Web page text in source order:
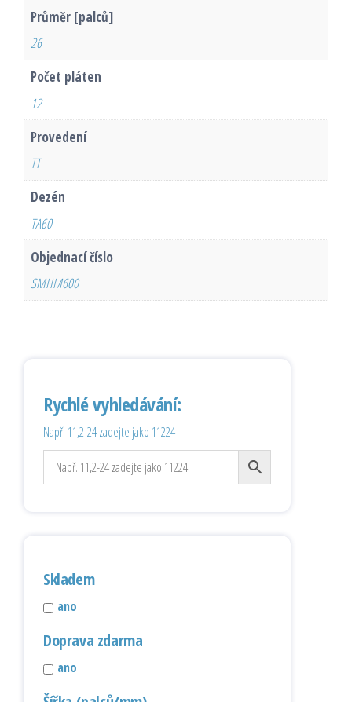
Průměr [palců]
26
Počet pláten
12
Provedení
TT
Dezén
TA60
Objednací číslo
SMHM600
Rychlé vyhledávání:
Např. 11,2-24 zadejte jako 11224
Skladem
ano
Doprava zdarma
ano